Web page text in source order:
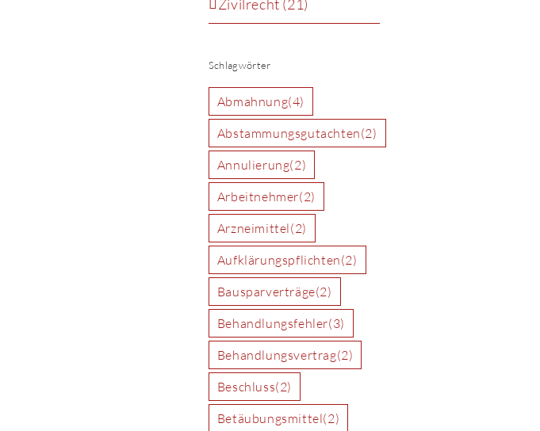
Zivilrecht (21)
Schlagwörter
Abmahnung(4)
Abstammungsgutachten(2)
Annulierung(2)
Arbeitnehmer(2)
Arzneimittel(2)
Aufklärungspflichten(2)
Bausparverträge(2)
Behandlungsfehler(3)
Behandlungsvertrag(2)
Beschluss(2)
Betäubungsmittel(2)